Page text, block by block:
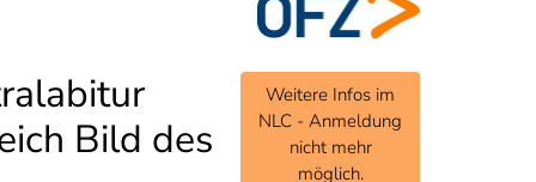
Bild des
Weitere Infos im
NLC - Anmeldung
nicht mehr
möglich.